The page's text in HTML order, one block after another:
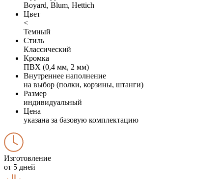
Boyard, Blum, Hettich
Цвет
<
Темный
Стиль
Классический
Кромка
ПВХ (0,4 мм, 2 мм)
Внутреннее наполнение
на выбор (полки, корзины, штанги)
Размер
индивидуальный
Цена
указана за базовую комплектацию
Изготовление
от 5 дней